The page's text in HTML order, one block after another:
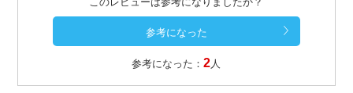
参考になった：2人